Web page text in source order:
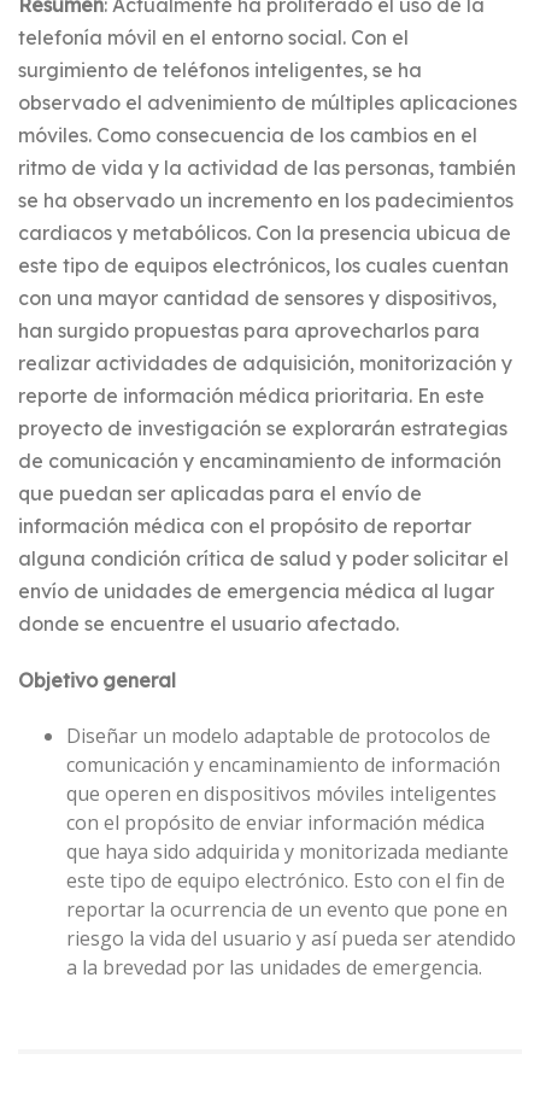
Resumen: Actualmente ha proliferado el uso de la
telefonía móvil en el entorno social. Con el
surgimiento de teléfonos inteligentes, se ha
observado el advenimiento de múltiples aplicaciones
móviles. Como consecuencia de los cambios en el
ritmo de vida y la actividad de las personas, también
se ha observado un incremento en los padecimientos
cardiacos y metabólicos. Con la presencia ubicua de
este tipo de equipos electrónicos, los cuales cuentan
con una mayor cantidad de sensores y dispositivos,
han surgido propuestas para aprovecharlos para
realizar actividades de adquisición, monitorización y
reporte de información médica prioritaria. En este
proyecto de investigación se explorarán estrategias
de comunicación y encaminamiento de información
que puedan ser aplicadas para el envío de
información médica con el propósito de reportar
alguna condición crítica de salud y poder solicitar el
envío de unidades de emergencia médica al lugar
donde se encuentre el usuario afectado.
Objetivo general
Diseñar un modelo adaptable de protocolos de
comunicación y encaminamiento de información
que operen en dispositivos móviles inteligentes
con el propósito de enviar información médica
que haya sido adquirida y monitorizada mediante
este tipo de equipo electrónico. Esto con el fin de
reportar la ocurrencia de un evento que pone en
riesgo la vida del usuario y así pueda ser atendido
a la brevedad por las unidades de emergencia.